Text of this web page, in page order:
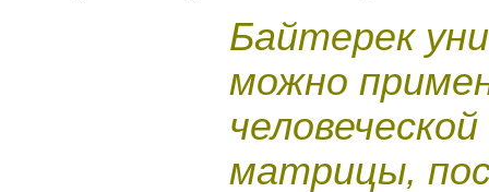
Байтерек
можно
матрицы,